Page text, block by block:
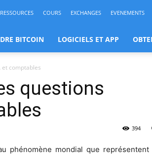
RESSOURCES COURS EXCHANGES EVENEMENTS
BITCOIN LOGICIELS ET APP
comptables
questions
394
phénomène mondial que représentent